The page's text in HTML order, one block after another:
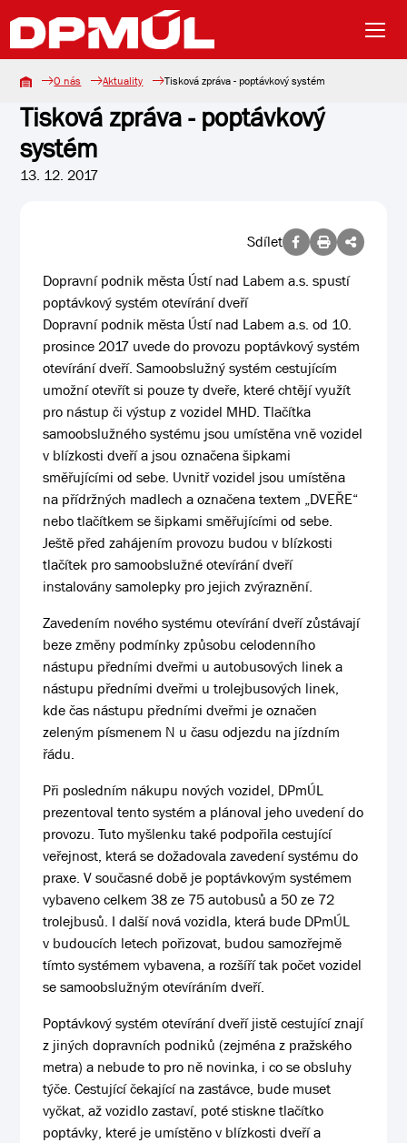
O nás Aktuality Tisková zpráva - poptávkový systém
Tisková zpráva - poptávkový
systém
13. 12. 2017
Sdílet
Dopravní podnik města Ústí nad Labem a.s. spustí
poptávkový systém otevírání dveří
Dopravní podnik města Ústí nad Labem a.s. od 10.
prosince 2017 uvede do provozu poptávkový systém
otevírání dveří. Samoobslužný systém cestujícím
umožní otevřít si pouze ty dveře, které chtějí využít
pro nástup či výstup z vozidel MHD. Tlačítka
samoobslužného systému jsou umístěna vně vozidel
v blízkosti dveří a jsou označena šipkami
směřujícími od sebe. Uvnitř vozidel jsou umístěna
na přídržných madlech a označena textem „DVEŘE“
nebo tlačítkem se šipkami směřujícími od sebe.
Ještě před zahájením provozu budou v blízkosti
tlačítek pro samoobslužné otevírání dveří
instalovány samolepky pro jejich zvýraznění.
Zavedením nového systému otevírání dveří zůstávají
beze změny podmínky způsobu celodenního
nástupu předními dveřmi u autobusových linek a
nástupu předními dveřmi u trolejbusových linek,
kde čas nástupu předními dveřmi je označen
zeleným písmenem N u času odjezdu na jízdním
řádu.
Při posledním nákupu nových vozidel, DPmÚL
prezentoval tento systém a plánoval jeho uvedení do
provozu. Tuto myšlenku také podpořila cestující
veřejnost, která se dožadovala zavedení systému do
praxe. V současné době je poptávkovým systémem
vybaveno celkem 38 ze 75 autobusů a 50 ze 72
trolejbusů. I další nová vozidla, která bude DPmÚL
v budoucích letech pořizovat, budou samozřejmě
tímto systémem vybavena, a rozšíří tak počet vozidel
se samoobslužným otevíráním dveří.
Poptávkový systém otevírání dveří jistě cestující znají
z jiných dopravních podniků (zejména z pražského
metra) a nebude to pro ně novinka, i co se obsluhy
týče. Cestující čekající na zastávce, bude muset
vyčkat, až vozidlo zastaví, poté stiskne tlačítko
poptávky, které je umístěno v blízkosti dveří a